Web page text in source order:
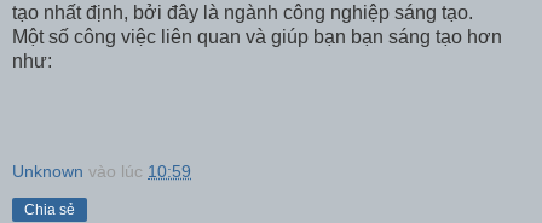
tạo nhất định, bởi đây là ngành công nghiệp sáng tạo.
Một số công việc liên quan và giúp bạn bạn sáng tạo hơn
như:
Unknown vào lúc 10:59
Chia sẻ